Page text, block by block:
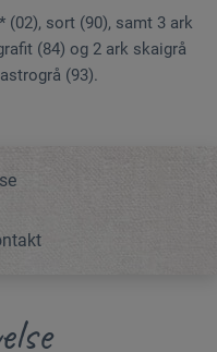
(02), sort (90), samt 3 ark
(84) og 2 ark skaigrå
(93).